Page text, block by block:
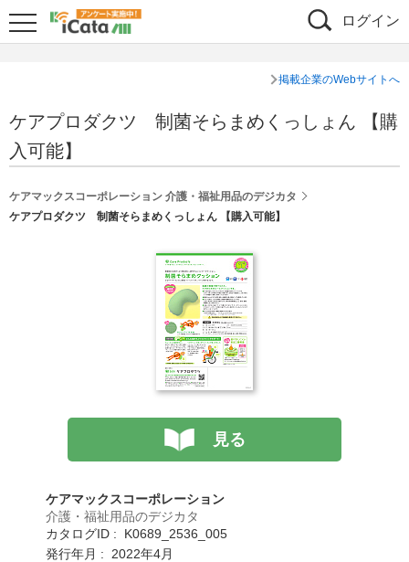
ログイン
掲載企業のWebサイトへ
ケアプロダクツ 制菌そらまめくっしょん 【購
入可能】
ケアマックスコーポレーション 介護・福祉用品のデジカタ
ケアプロダクツ 制菌そらまめくっしょん 【購入可能】
見る
ケアマックスコーポレーション
介護・福祉用品のデジカタ
カタログID : K0689_2536_005
発行年月 : 2022年4月